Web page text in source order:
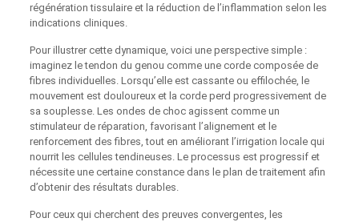
régénération tissulaire et la réduction de l’inflammation selon les
indications cliniques.
Pour illustrer cette dynamique, voici une perspective simple :
imaginez le tendon du genou comme une corde composée de
fibres individuelles. Lorsqu’elle est cassante ou effilochée, le
mouvement est douloureux et la corde perd progressivement de
sa souplesse. Les ondes de choc agissent comme un
stimulateur de réparation, favorisant l’alignement et le
renforcement des fibres, tout en améliorant l’irrigation locale qui
nourrit les cellules tendineuses. Le processus est progressif et
nécessite une certaine constance dans le plan de traitement afin
d’obtenir des résultats durables.
Pour ceux qui cherchent des preuves convergentes, les